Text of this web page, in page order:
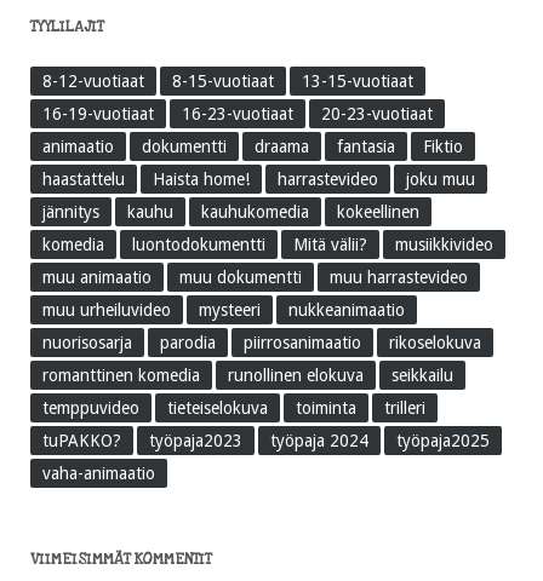
TYYLILAJIT
8-12-vuotiaat 8-15-vuotiaat
13-15-vuotiaat
16-19-vuotiaat
16-23-vuotiaat
20-23-vuotiaat
animaatio
dokumentti draama fantasia
Fiktio
haastattelu
Haista home! harrastevideo
joku muu
jännitys
kauhu kauhukomedia
kokeellinen
komedia
luontodokumentti Mitä välii?
musiikkivideo
muu animaatio
muu dokumentti
muu harrastevideo
muu urheiluvideo
mysteeri
nukkeanimaatio
nuorisosarja
parodia piirrosanimaatio
rikoselokuva
romanttinen komedia
runollinen elokuva
seikkailu
temppuvideo
tieteiselokuva toiminta
trilleri
tuPAKKO?
työpaja2023 työpaja 2024
työpaja2025
vaha-animaatio
VIIMEISIMMÄT KOMMENTIT